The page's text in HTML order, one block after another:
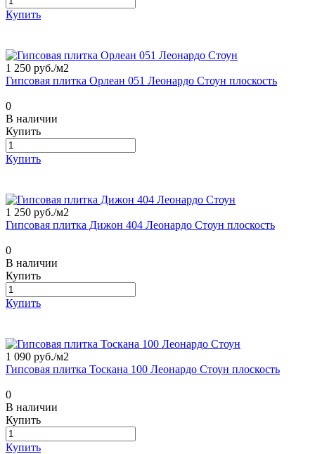
Купить
1 250 руб./м2
Гипсовая плитка Орлеан 051 Леонардо Стоун плоскость
0
В наличии
Купить
Купить
1 250 руб./м2
Гипсовая плитка Дижон 404 Леонардо Стоун плоскость
0
В наличии
Купить
Купить
1 090 руб./м2
Гипсовая плитка Тоскана 100 Леонардо Стоун плоскость
0
В наличии
Купить
Купить